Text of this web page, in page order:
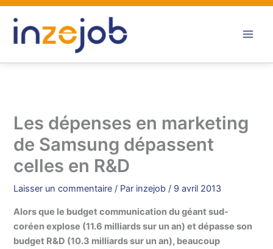
Aller
contenu
Les dépenses en marketing
de Samsung dépassent
celles en R&D
Laisser un commentaire / Par inzejob/ 9 avril 2013
Alors que le budget communication du géant sud-
coréen explose (11.6 milliards sur un an) et dépasse son
budget R&D (10.3 milliards sur un an), beaucoup